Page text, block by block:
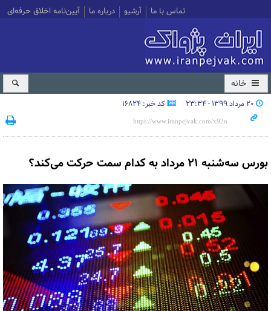
تماس با ما آرشیو درباره ما آیین‌نامه اخلاق حرفه‌ای
خانه
۲۰ مرداد ۱۳۹۹ - ۲۳:۳۴ کد خبر: 16824
بورس سه‌شنبه ۲۱ مرداد به کدام سمت حرکت می‌کند؟